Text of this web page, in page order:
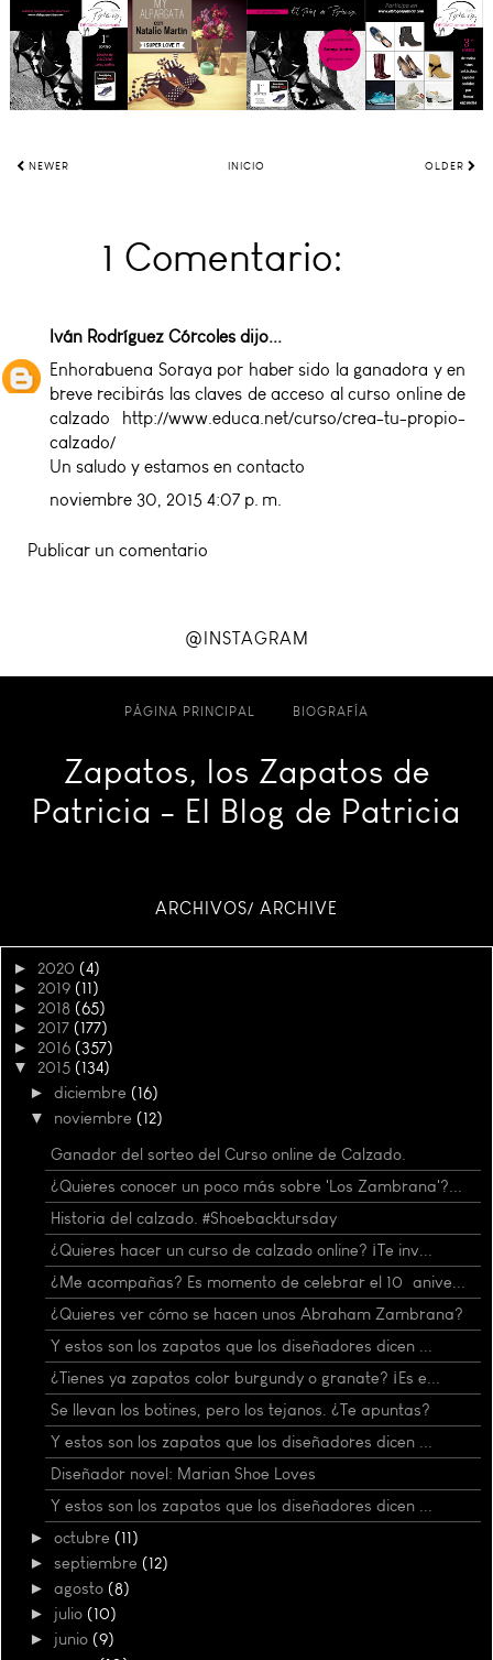
NEWER INICIO OLDER
1 Comentario:
Iván Rodríguez Córcoles dijo...
Enhorabuena Soraya por haber sido la ganadora y en
breve recibirás las claves de acceso al curso online de
calzado http://www.educa.net/curso/crea-tu-propio-
calzado/
Un saludo y estamos en contacto
noviembre 30, 2015 4:07 p. m.
Publicar un comentario
@INSTAGRAM
PÁGINA PRINCIPAL BIOGRAFÍA
Zapatos, los Zapatos de
Patricia - El Blog de Patricia
ARCHIVOS/ ARCHIVE
► 2020 (4)
► 2019 (11)
► 2018 (65)
► 2017 (177)
► 2016 (357)
▼ 2015 (134)
► diciembre (16)
▼ noviembre (12)
Ganador del sorteo del Curso online de Calzado.
¿Quieres conocer un poco más sobre 'Los Zambrana'?...
Historia del calzado. #Shoebacktursday
¿Quieres hacer un curso de calzado online? ¡Te inv...
¿Me acompañas? Es momento de celebrar el 10º anive...
¿Quieres ver cómo se hacen unos Abraham Zambrana?
Y estos son los zapatos que los diseñadores dicen ...
¿Tienes ya zapatos color burgundy o granate? ¡Es e...
Se llevan los botines, pero los tejanos. ¿Te apuntas?
Y estos son los zapatos que los diseñadores dicen ...
Diseñador novel: Marian Shoe Loves
Y estos son los zapatos que los diseñadores dicen ...
► octubre (11)
► septiembre (12)
► agosto (8)
► julio (10)
► junio (9)